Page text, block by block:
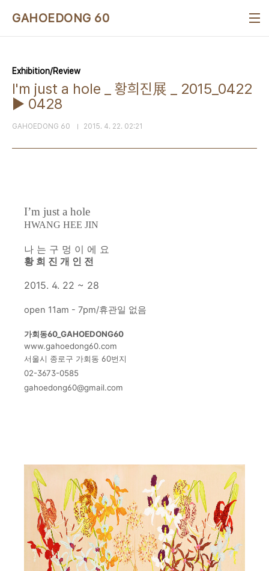
GAHOEDONG 60
Exhibition/Review
I'm just a hole _ 황희진展 _ 2015_0422
▶ 0428
GAHOEDONG 60 2015. 4. 22. 02:21
I’m just a hole
HWANG HEE JIN
나 는 구 멍 이 에 요
황 희 진 개 인 전
2015. 4. 22 ~ 28
open 11am - 7pm/휴관일 없음
가회동60_GAHOEDONG60
www.gahoedong60.com
서울시 종로구 가회동 60번지
02-3673-0585
gahoedong60@gmail.com